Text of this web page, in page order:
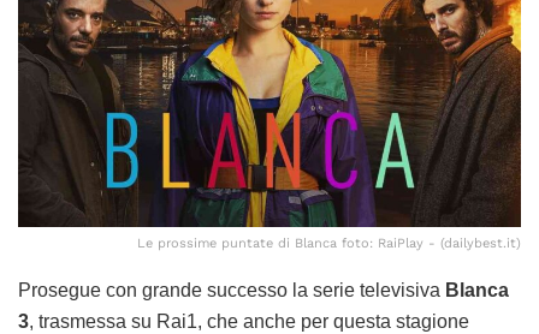
Le prossime puntate di Blanca foto: RaiPlay - (dailybest.it)
Prosegue con grande successo la serie televisiva Blanca
3, trasmessa su Rai1, che anche per questa stagione